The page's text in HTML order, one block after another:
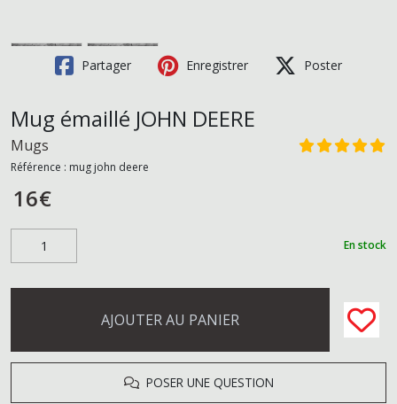
Partager Enregistrer Poster
Mug émaillé JOHN DEERE
Mugs
Référence : mug john deere
16€
En stock
AJOUTER AU PANIER
POSER UNE QUESTION